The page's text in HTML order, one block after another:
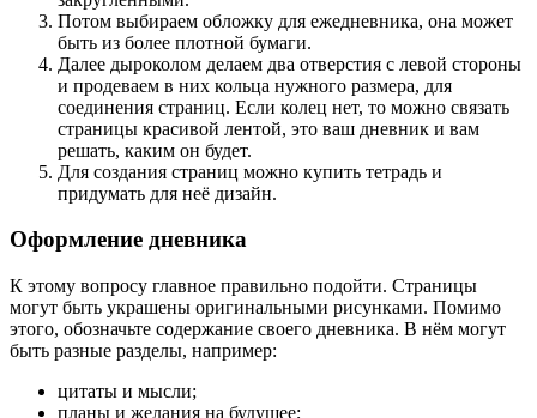
Потом выбираем обложку для ежедневника, она может
быть из более плотной бумаги.
Далее дыроколом делаем два отверстия с левой стороны
и продеваем в них кольца нужного размера, для
соединения страниц. Если колец нет, то можно связать
страницы красивой лентой, это ваш дневник и вам
решать, каким он будет.
Для создания страниц можно купить тетрадь и
придумать для неё дизайн.
Оформление дневника
К этому вопросу главное правильно подойти. Страницы
могут быть украшены оригинальными рисунками. Помимо
этого, обозначьте содержание своего дневника. В нём могут
быть разные разделы, например:
цитаты и мысли;
планы и желания на будущее;